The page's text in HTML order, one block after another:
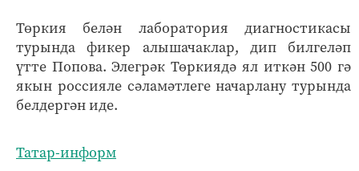
Төркия белән лаборатория диагностикасы
турында фикер алышачаклар, дип билгеләп
үтте Попова. Элегрәк Төркиядә ял иткән 500 гә
якын россияле сәламәтлеге начарлану турында
белдергән иде.
Татар-информ